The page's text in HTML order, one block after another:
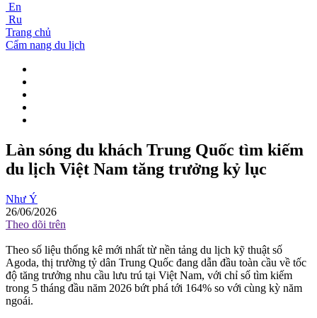
En
Ru
Trang chủ
Cẩm nang du lịch
Làn sóng du khách Trung Quốc tìm kiếm
du lịch Việt Nam tăng trưởng kỷ lục
Như Ý
26/06/2026
Theo dõi trên
Theo số liệu thống kê mới nhất từ nền tảng du lịch kỹ thuật số
Agoda, thị trường tỷ dân Trung Quốc đang dẫn đầu toàn cầu về tốc
độ tăng trưởng nhu cầu lưu trú tại Việt Nam, với chỉ số tìm kiếm
trong 5 tháng đầu năm 2026 bứt phá tới 164% so với cùng kỳ năm
ngoái.